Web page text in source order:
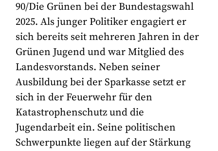
90/Die Grünen bei der Bundestagswahl
2025. Als junger Politiker engagiert er
sich bereits seit mehreren Jahren in der
Grünen Jugend und war Mitglied des
Landesvorstands. Neben seiner
Ausbildung bei der Sparkasse setzt er
sich in der Feuerwehr für den
Katastrophenschutz und die
Jugendarbeit ein. Seine politischen
Schwerpunkte liegen auf der Stärkung